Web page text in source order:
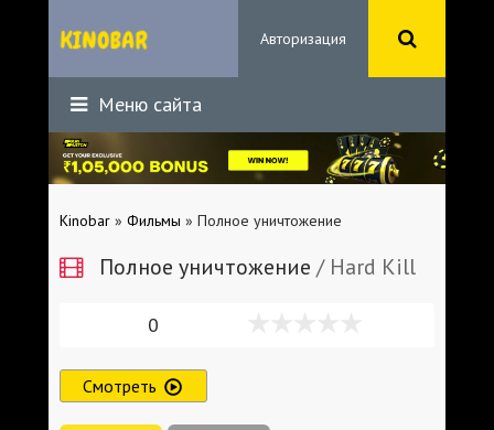
Авторизация
Меню сайта
Kinobar » Фильмы » Полное уничтожение
Полное уничтожение / Hard Kill
0
Смотреть